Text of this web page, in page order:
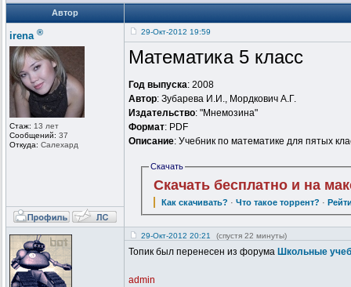
Автор
irena ®
Стаж: 13 лет
Сообщений: 37
Откуда: Салехард
29-Окт-2012 19:59
Математика 5 класс
Год выпуска: 2008
Автор: Зубарева И.И., Мордкович А.Г.
Издательство: "Мнемозина"
Формат: PDF
Описание: Учебник по математике для пятых
Скачать
Скачать бесплатно и на
Как скачивать? ·Что такое торрент? ·
29-Окт-2012 20:21 (спустя 22 минуты)
Топик был перенесен из форума Школьные
admin